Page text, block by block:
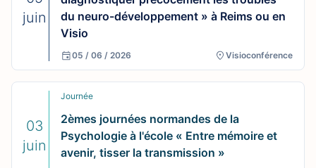
juin
du neuro-développement » à Reims ou en
Visio
05 / 06 / 2026 Visioconférence
03
juin
Journée
2èmes journées normandes de la
Psychologie à l'école « Entre mémoire et
avenir, tisser la transmission »